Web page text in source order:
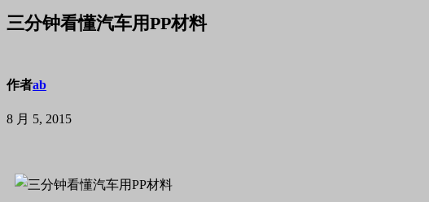
三分钟看懂汽车用PP材料
作者ab
8 月 5, 2015